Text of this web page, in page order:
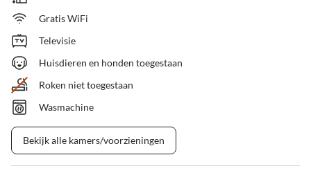
Gratis WiFi
Televisie
Huisdieren en honden toegestaan
Roken niet toegestaan
Wasmachine
Bekijk alle kamers/voorzieningen